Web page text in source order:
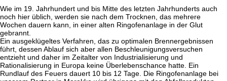
Wie im 19. Jahrhundert und bis Mitte des letzten Jahrhunderts auch
noch hier üblich, werden sie nach dem Trocknen, das mehrere
Wochen dauern kann, in einer alten Ringofenanlage in der Glut
gebrannt.
Ein ausgeklügeltes Verfahren, das zu optimalen Brennergebnissen
führt, dessen Ablauf sich aber allen Beschleunigungsversuchen
entzieht und daher im Zeitalter von Industrialisierung und
Rationalisierung in Europa keine Überlebenschance hatte. Ein
Rundlauf des Feuers dauert 10 bis 12 Tage. Die Ringofenanlage bei